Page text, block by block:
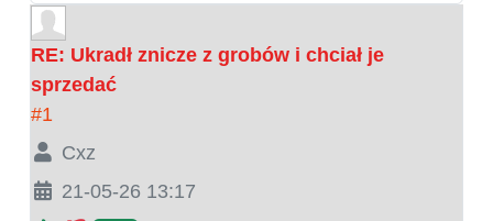
RE: Ukradł znicze z grobów i chciał je
sprzedać
#1
Cxz
21-05-26 13:17